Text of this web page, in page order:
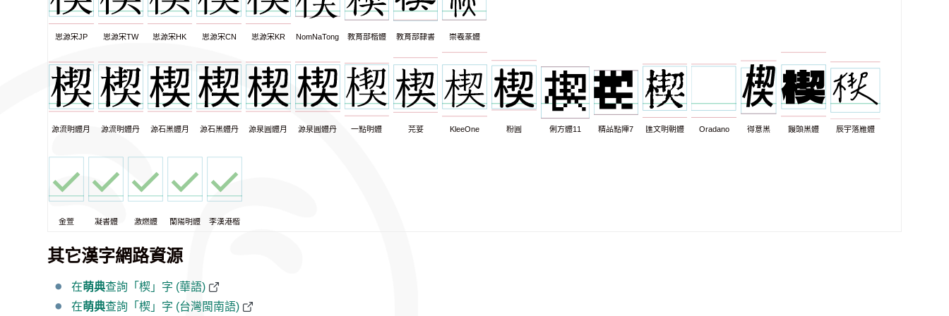
思源宋JP 思源宋TW 思源宋HK 思源宋CN 思源宋KR NomNaTong 教育部楷體 教育部隸書 崇羲篆體
源流明體月 源流明體丹 源石黑體月 源石黑體丹 源泉圓體月 源泉圓體丹 一點明體 芫荽 KleeOne 粉圓 俐方體11 精品點陣7 匯文明朝體 Oradano 得意黑 饅頭黑體 辰宇落雁體
金萱 凝書體 激燃體 蘭陽明體 李漢港楷
其它漢字網路資源
在萌典查詢「楔」字 (華語)
在萌典查詢「楔」字 (台灣閩南語)